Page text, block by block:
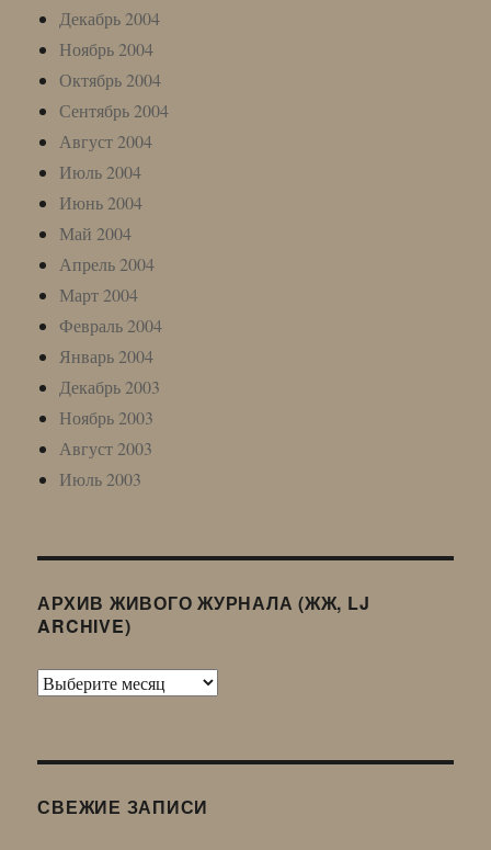
Декабрь 2004
Ноябрь 2004
Октябрь 2004
Сентябрь 2004
Август 2004
Июль 2004
Июнь 2004
Май 2004
Апрель 2004
Март 2004
Февраль 2004
Январь 2004
Декабрь 2003
Ноябрь 2003
Август 2003
Июль 2003
АРХИВ ЖИВОГО ЖУРНАЛА (ЖЖ, LJ
ARCHIVE)
Архив
LJ
СВЕЖИЕ ЗАПИСИ